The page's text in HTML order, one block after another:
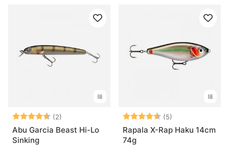
Betyg: (2)
4.5 utav 5 stjärnor
Abu Garcia Beast Hi-Lo
Sinking
Betyg: (5)
Rapala X-Rap Haku 14cm
74g